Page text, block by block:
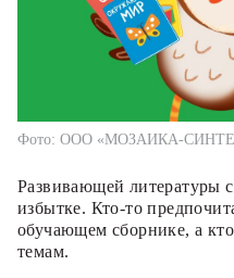
Фото: ООО «МОЗАИКА-
Развивающей литературы
избытке. Кто-то
обучающем сборнике, а
темам.